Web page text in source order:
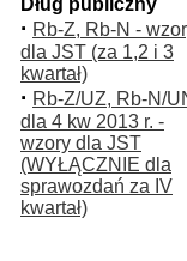
Dług publiczny
· Rb-Z, Rb-N -
dla JST (za 1,2 i 3
kwartał)
· Rb-Z/UZ, Rb-N/
dla 4 kw 2013 r. -
wzory dla JST
(WYŁĄCZNIE dla
sprawozdań za IV
kwartał)